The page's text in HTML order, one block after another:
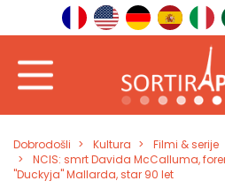
Dobrodošli Kultura
Filmi & serije
NCIS: smrt Davida McCalluma,
"Duckyja" Mallarda, star 90 let